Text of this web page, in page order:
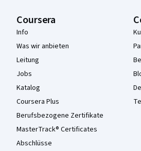
Coursera
Info
Was wir anbieten
Leitung
Jobs
Katalog
Coursera Plus
Berufsbezogene Zertifikate
MasterTrack® Certificates
Abschlüsse